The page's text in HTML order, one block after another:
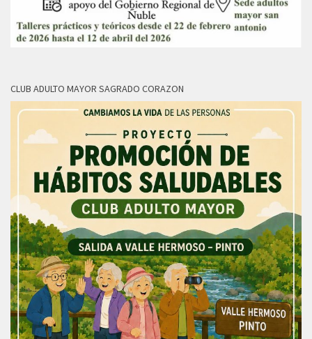
CLUB ADULTO MAYOR SAGRADO CORAZON